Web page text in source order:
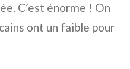
C’est énorme ! On
ont un faible pour